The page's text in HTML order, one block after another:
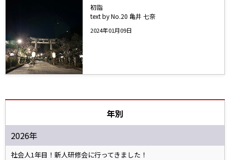
初詣
text by No.20 亀井 七奈
2024年01月09日
年別
2026年
社会人1年目！新人研修会に行ってきました！